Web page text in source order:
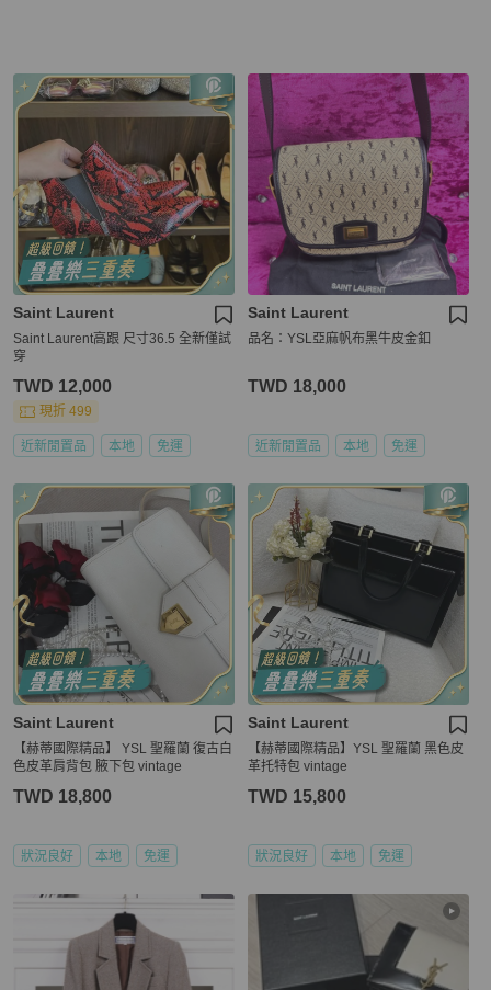
Saint Laurent
Saint Laurent高跟 尺寸36.5 全新僅試
穿
TWD 12,000
現折 499
近新閒置品 本地 免運
Saint Laurent
品名：YSL亞麻帆布黑牛皮金釦
TWD 18,000
近新閒置品 本地 免運
Saint Laurent
【赫蒂國際精品】 YSL 聖羅蘭 復古白
色皮革肩背包 腋下包 vintage
TWD 18,800
狀況良好 本地 免運
Saint Laurent
【赫蒂國際精品】YSL 聖羅蘭 黑色皮
革托特包 vintage
TWD 15,800
狀況良好 本地 免運